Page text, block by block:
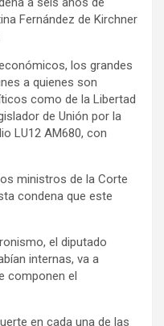
Fernández de Kirchner
los grandes
a quienes son
como de la Libertad
de Unión por la
LU12 AM680, con
ministros de la Corte
condena que este
el diputado
internas, va a
componen el
en cada una de las